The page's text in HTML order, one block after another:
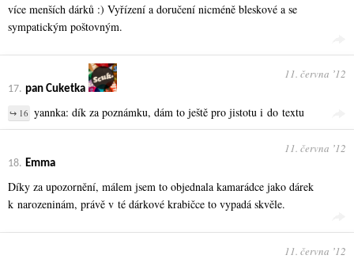
více menších dárků :) Vyřízení a doručení nicméně bleskové a se
sympatickým poštovným.
17. pan Cuketka
11. června ʼ12
↪ 16 yannka: dík za poznámku, dám to ještě pro jistotu i do textu
18. Emma
11. června ʼ12
Díky za upozornění, málem jsem to objednala kamarádce jako dárek
k narozeninám, právě v té dárkové krabičce to vypadá skvěle.
11. června ʼ12